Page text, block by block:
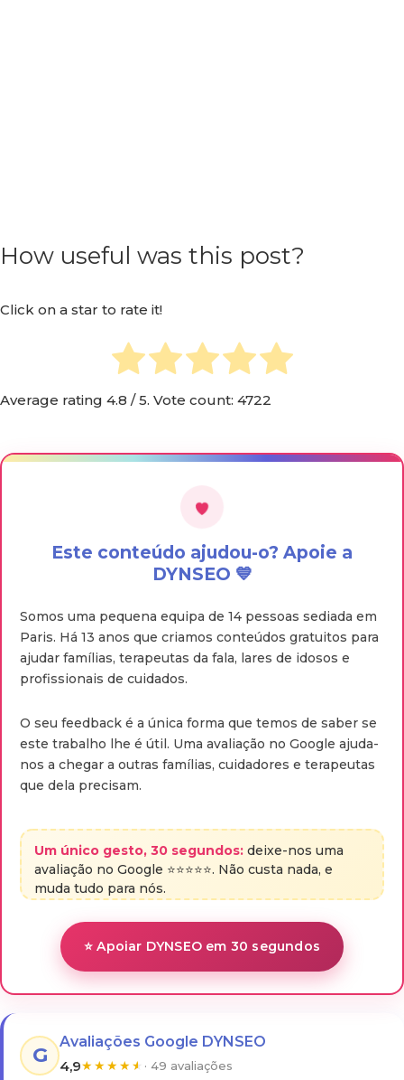
How useful was this post?
Click on a star to rate it!
Average rating 4.8 / 5. Vote count: 4722
Este conteúdo ajudou-o? Apoie a
DYNSEO 💙
Somos uma pequena equipa de 14 pessoas sediada em
Paris. Há 13 anos que criamos conteúdos gratuitos para
ajudar famílias, terapeutas da fala, lares de idosos e
profissionais de cuidados.
O seu feedback é a única forma que temos de saber se
este trabalho lhe é útil. Uma avaliação no Google ajuda-
nos a chegar a outras famílias, cuidadores e terapeutas
que dela precisam.
Um único gesto, 30 segundos: deixe-nos uma
avaliação no Google ⭐⭐⭐⭐⭐. Não custa nada, e
muda tudo para nós.
⭐ Apoiar DYNSEO em 30 segundos
G
Avaliações Google DYNSEO
4,9★★★★★ · 49 avaliações